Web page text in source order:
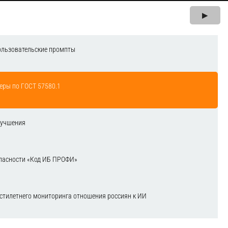
▶
промпты
по ГОСТ 57580.1
«Код ИБ ПРОФИ»
мониторинга отношения россиян к ИИ